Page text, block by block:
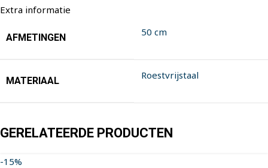
Extra informatie
AFMETINGEN 50 cm
MATERIAAL Roestvrijstaal
GERELATEERDE PRODUCTEN
-15%